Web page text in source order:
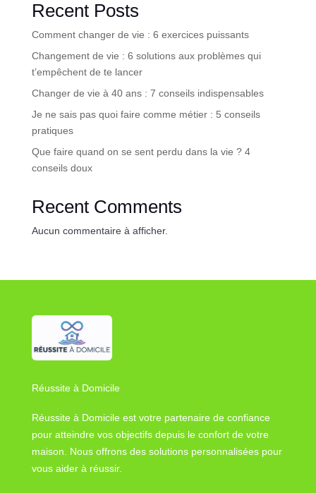
Recent Posts
Comment changer de vie : 6 exercices puissants
Changement de vie : 6 solutions aux problèmes qui
t’empêchent de te lancer
Changer de vie à 40 ans : 7 conseils indispensables
Je ne sais pas quoi faire comme métier : 5 conseils
pratiques
Que faire quand on se sent perdu dans la vie ? 4
conseils doux
Recent Comments
Aucun commentaire à afficher.
Réussite à Domicile
Réussite à Domicile est votre partenaire de confiance
pour atteindre vos objectifs depuis le confort de votre
maison. Nous offrons des solutions personnalisées pour
vous aider à réussir.